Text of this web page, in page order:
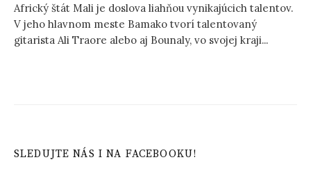
Africký štát Mali je doslova liahňou vynikajúcich talentov.
V jeho hlavnom meste Bamako tvorí talentovaný
gitarista Ali Traore alebo aj Bounaly, vo svojej kraji...
SLEDUJTE NÁS I NA FACEBOOKU!